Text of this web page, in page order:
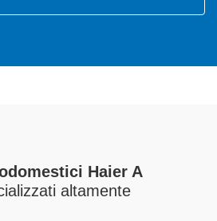
Haier A
altamente